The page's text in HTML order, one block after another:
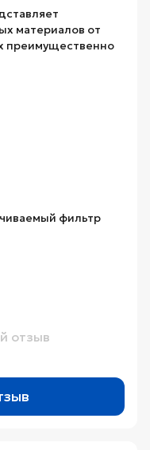
материалов от
преимущественно
фильтр
отзыв